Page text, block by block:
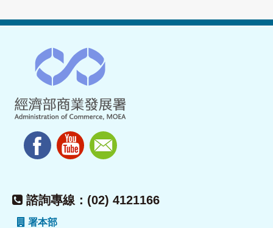
諮詢專線：(02) 4121166
署本部